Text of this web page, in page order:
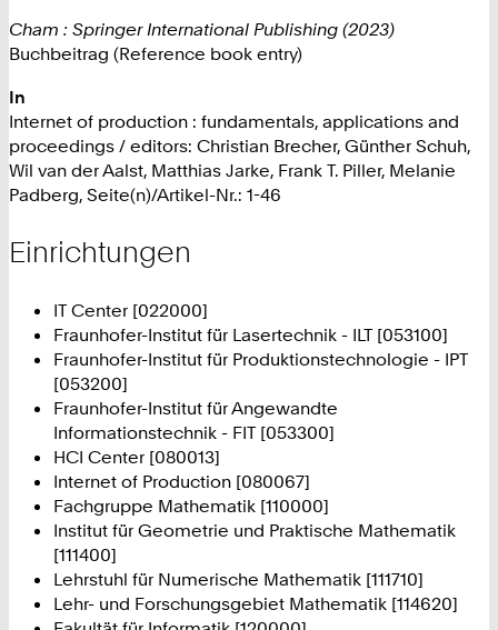
Cham : Springer International Publishing (2023)
Buchbeitrag (Reference book entry)
In
Internet of production : fundamentals, applications and
proceedings / editors: Christian Brecher, Günther Schuh,
Wil van der Aalst, Matthias Jarke, Frank T. Piller, Melanie
Padberg, Seite(n)/Artikel-Nr.: 1-46
Einrichtungen
IT Center [022000]
Fraunhofer-Institut für Lasertechnik - ILT [053100]
Fraunhofer-Institut für Produktionstechnologie - IPT
[053200]
Fraunhofer-Institut für Angewandte
Informationstechnik - FIT [053300]
HCI Center [080013]
Internet of Production [080067]
Fachgruppe Mathematik [110000]
Institut für Geometrie und Praktische Mathematik
[111400]
Lehrstuhl für Numerische Mathematik [111710]
Lehr- und Forschungsgebiet Mathematik [114620]